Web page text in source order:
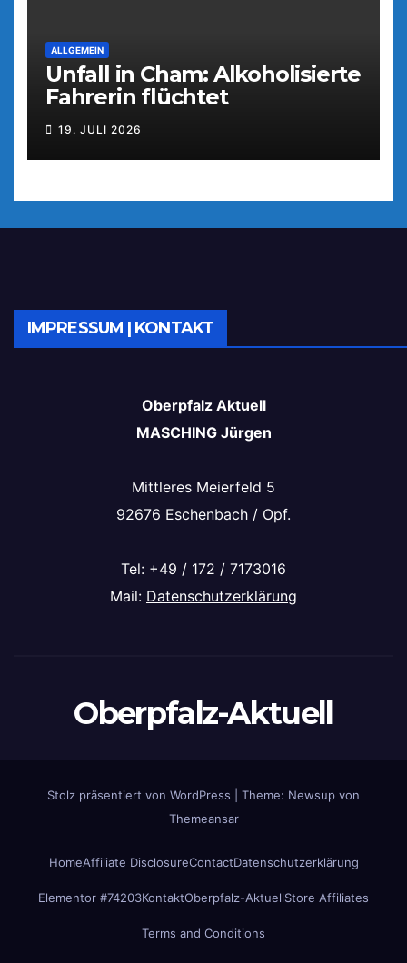
ALLGEMEIN
Unfall in Cham: Alkoholisierte
Fahrerin flüchtet
19. JULI 2026
IMPRESSUM | KONTAKT
Oberpfalz Aktuell
MASCHING Jürgen
Mittleres Meierfeld 5
92676 Eschenbach / Opf.
Tel: +49 / 172 / 7173016
Mail: Datenschutzerklärung
Oberpfalz-Aktuell
Stolz präsentiert von WordPress
Theme: Newsup von
Themeansar
HomeAffiliate DisclosureContactDatenschutzerklärung
Elementor #74203KontaktOberpfalz-AktuellStore Affiliates
Terms and Conditions